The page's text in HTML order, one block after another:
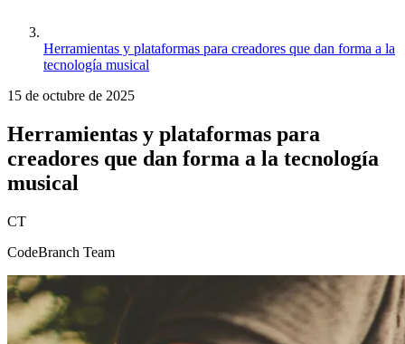
Herramientas y plataformas para creadores que dan forma a la
tecnología musical
15 de octubre de 2025
Herramientas y plataformas para
creadores que dan forma a la tecnología
musical
CT
CodeBranch Team